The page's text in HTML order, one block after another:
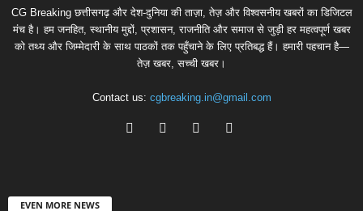
CG Breaking छत्तीसगढ़ और देश-दुनिया की ताज़ा, तेज़ और विश्वसनीय खबरों का डिजिटल
मंच है। हम जनहित, स्थानीय मुद्दों, प्रशासन, राजनीति और समाज से जुड़ी हर महत्वपूर्ण खबर
को तथ्य और जिम्मेदारी के साथ पाठकों तक पहुँचाने के लिए प्रतिबद्ध हैं। हमारी पहचान है—
तेज़ खबर, सच्ची खबर।
Contact us: cgbreaking.in@gmail.com
EVEN MORE NEWS